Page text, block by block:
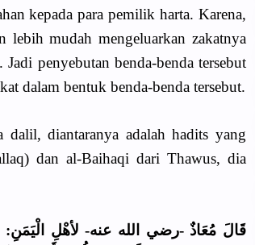
kepada para pemilik harta. Karena,
lebih mudah mengeluarkan zakatnya
penyebutan benda-benda tersebut
dalam bentuk benda-benda tersebut.
dalil, diantaranya adalah hadits yang
dan al-Baihaqi dari Thawus, dia
قَالَ مُعَاذٌ -رضي الله عنه- لأهْلِ